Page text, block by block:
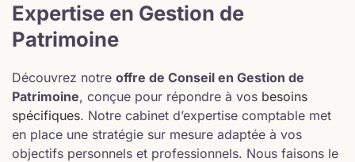
Expertise en Gestion de
Patrimoine
Découvrez notre offre de Conseil en Gestion de
Patrimoine, conçue pour répondre à vos besoins
spécifiques. Notre cabinet d’expertise comptable met
en place une stratégie sur mesure adaptée à vos
objectifs personnels et professionnels. Nous faisons le